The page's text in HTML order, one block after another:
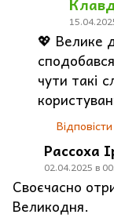
💖 Велике
чути такі
Відповісти
Рассоха
02.04.2025 в
Своєчасно
Великодня.